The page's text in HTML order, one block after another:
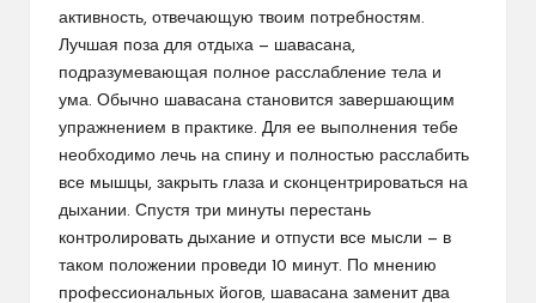
активность, отвечающую твоим потребностям.
Лучшая поза для отдыха — шавасана,
подразумевающая полное расслабление тела и
ума. Обычно шавасана становится завершающим
упражнением в практике. Для ее выполнения тебе
необходимо лечь на спину и полностью расслабить
все мышцы, закрыть глаза и сконцентрироваться на
дыхании. Спустя три минуты перестань
контролировать дыхание и отпусти все мысли — в
таком положении проведи 10 минут. По мнению
профессиональных йогов, шавасана заменит два